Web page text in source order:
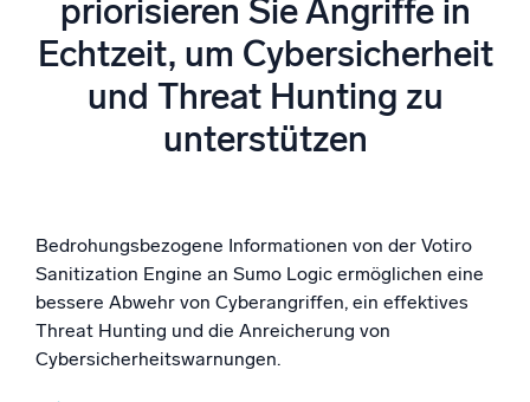
Unterstützt durch KI/ML
Proprietäre Algorithmen, maschinelles Lernen und generative KI
Intelligente Sicherheitsoperationen
Protokolle für Sicherheit
Cloud-Sicherheit durch umfassende Protokolleinsicht
freischalten
Intelligente Cloud-Abläufe
priorisieren Sie Angriffe in
Echtzeit, um Cybersicherheit
und Threat Hunting zu
unterstützen
Bedrohungsbezogene Informationen von der Votiro
Sanitization Engine an Sumo Logic ermöglichen eine
bessere Abwehr von Cyberangriffen, ein effektives
Threat Hunting und die Anreicherung von
Cybersicherheitswarnungen.